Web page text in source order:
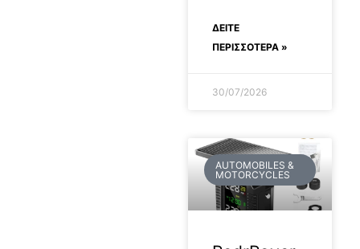
ΔΕΊΤΕ
ΠΕΡΙΣΣΟΤΕΡΑ »
30/07/2026
AUTOMOBILES &
MOTORCYCLES